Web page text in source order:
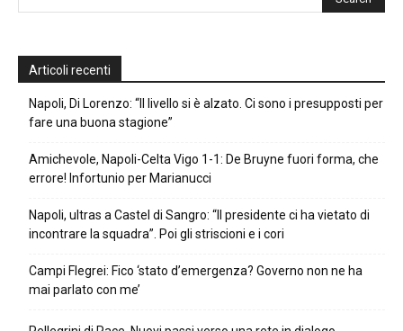
Articoli recenti
Napoli, Di Lorenzo: “Il livello si è alzato. Ci sono i presupposti per
fare una buona stagione”
Amichevole, Napoli-Celta Vigo 1-1: De Bruyne fuori forma, che
errore! Infortunio per Marianucci
Napoli, ultras a Castel di Sangro: “Il presidente ci ha vietato di
incontrare la squadra”. Poi gli striscioni e i cori
Campi Flegrei: Fico ‘stato d’emergenza? Governo non ne ha
mai parlato con me’